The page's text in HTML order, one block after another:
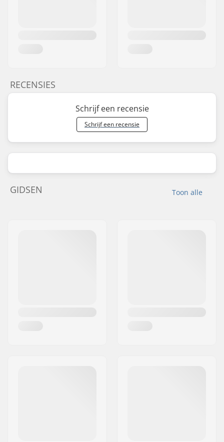
RECENSIES
Schrijf een recensie
Schrijf een recensie
Toon alle
GIDSEN